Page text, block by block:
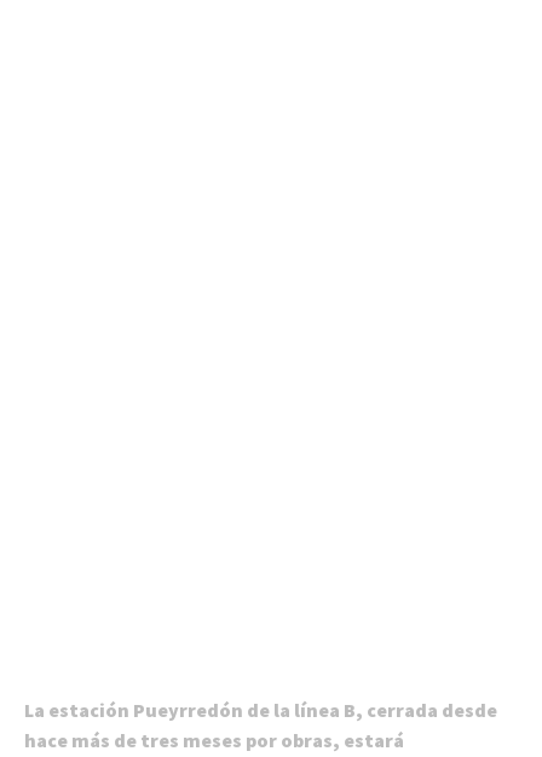
La estación Pueyrredón de la línea B, cerrada desde
hace más de tres meses por obras, estará